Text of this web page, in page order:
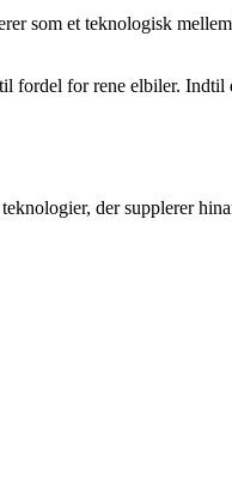
som et teknologisk
fordel for rene elbiler.
der supplerer